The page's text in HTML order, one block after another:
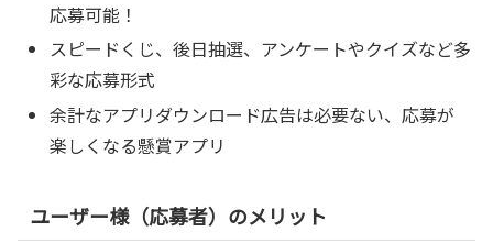
応募可能！
スピードくじ、後日抽選、アンケートやクイズなど多
彩な応募形式
余計なアプリダウンロード広告は必要ない、応募が
楽しくなる懸賞アプリ
ユーザー様（応募者）のメリット